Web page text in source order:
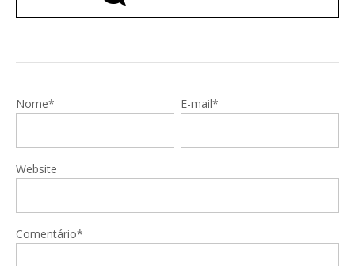
Nome* E-mail*
Website
Comentário*